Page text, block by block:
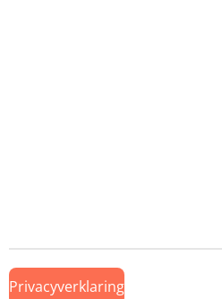
Privacyverklaring